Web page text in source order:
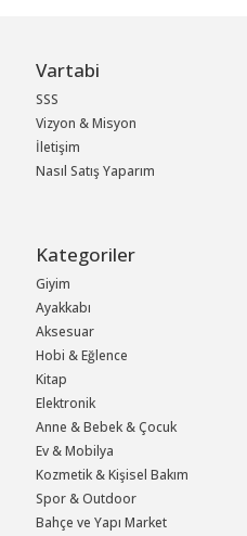
Vartabi
SSS
Vizyon & Misyon
İletişim
Nasıl Satış Yaparım
Kategoriler
Giyim
Ayakkabı
Aksesuar
Hobi & Eğlence
Kitap
Elektronik
Anne & Bebek & Çocuk
Ev & Mobilya
Kozmetik & Kişisel Bakım
Spor & Outdoor
Bahçe ve Yapı Market